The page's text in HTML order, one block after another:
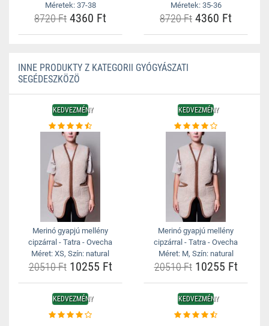
Méretek: 37-38
8720 Ft 4360 Ft
Méretek: 35-36
8720 Ft 4360 Ft
INNE PRODUKTY Z KATEGORII GYÓGYÁSZATI
SEGÉDESZKÖZÖ
KEDVEZMÉNY
Merinó gyapjú mellény
cipzárral - Tatra - Ovecha
Méret: XS, Szín: natural
20510 Ft10255 Ft
KEDVEZMÉNY
Merinó gyapjú mellény
cipzárral - Tatra - Ovecha
Méret: M, Szín: natural
20510 Ft10255 Ft
KEDVEZMÉNY KEDVEZMÉNY